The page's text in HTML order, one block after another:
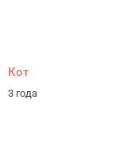
Кот
3 года